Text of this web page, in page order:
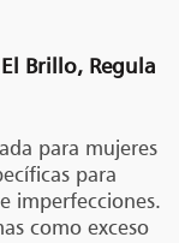
Brillo, Regula
para mujeres
para
imperfecciones.
como exceso